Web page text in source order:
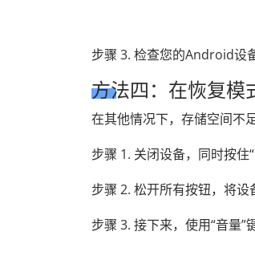
步骤 3. 检查您的Android设
方法四：在恢复模
在其他情况下，存储空间不
步骤 1. 关闭设备，同时按住
步骤 2. 松开所有按钮，将设
步骤 3. 接下来，使用“音量”